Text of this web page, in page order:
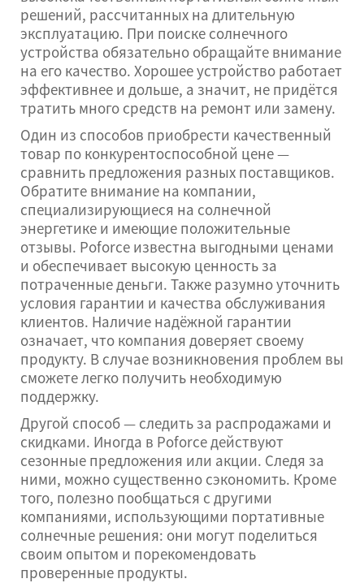
решений, рассчитанных на длительную
эксплуатацию. При поиске солнечного
устройства обязательно обращайте внимание
на его качество. Хорошее устройство работает
эффективнее и дольше, а значит, не придётся
тратить много средств на ремонт или замену.
Один из способов приобрести качественный
товар по конкурентоспособной цене —
сравнить предложения разных поставщиков.
Обратите внимание на компании,
специализирующиеся на солнечной
энергетике и имеющие положительные
отзывы. Poforce известна выгодными ценами
и обеспечивает высокую ценность за
потраченные деньги. Также разумно уточнить
условия гарантии и качества обслуживания
клиентов. Наличие надёжной гарантии
означает, что компания доверяет своему
продукту. В случае возникновения проблем вы
сможете легко получить необходимую
поддержку.
Другой способ — следить за распродажами и
скидками. Иногда в Poforce действуют
сезонные предложения или акции. Следя за
ними, можно существенно сэкономить. Кроме
того, полезно пообщаться с другими
компаниями, использующими портативные
солнечные решения: они могут поделиться
своим опытом и порекомендовать
проверенные продукты.